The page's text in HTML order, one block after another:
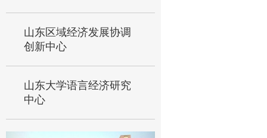
山东区域经济发展协调
创新中心
山东大学语言经济研究
中心